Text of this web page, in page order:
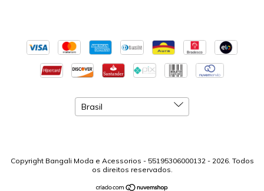
Copyright Bangali Moda e Acessorios - 55195306000132 - 2026. Todos
os direitos reservados.